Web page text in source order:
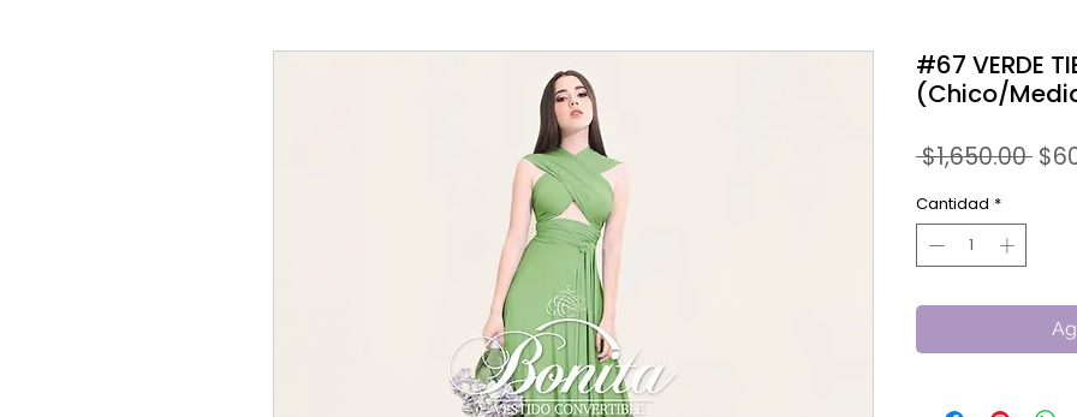
#67 VERDE
(Chico/
$1,650.00
Cantidad *